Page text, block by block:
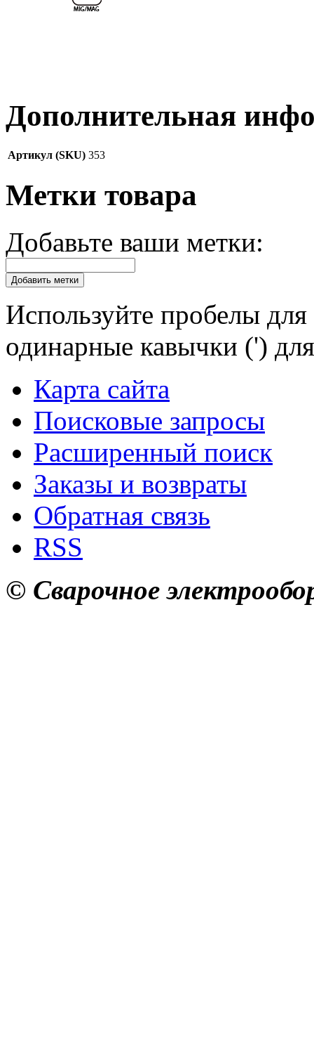
Дополнительная
Артикул (SKU) 353
Метки товара
Добавьте ваши метки:
Добавить метки
Используйте пробелы
одинарные кавычки (')
Карта сайта
Поисковые запросы
Расширенный поиск
Заказы и возвраты
Обратная связь
RSS
© Сварочное